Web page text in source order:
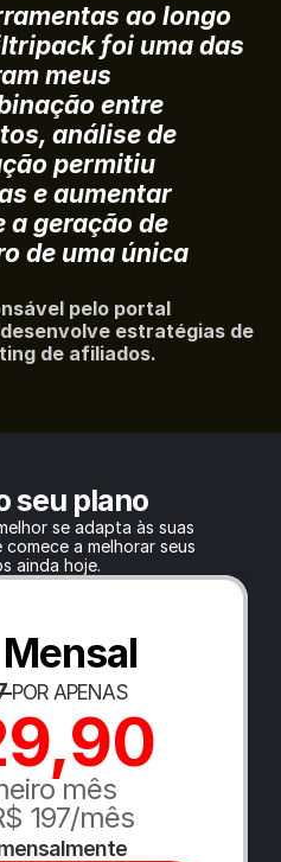
ao longo
foi uma das
meus
entre
análise de
permitiu
e aumentar
geração de
de uma única
pelo portal
estratégias de
de afiliados.
seu plano
se adapta às suas
a melhorar seus
ainda hoje.
POR APENAS
mês
197/mês